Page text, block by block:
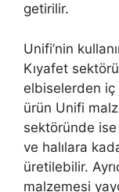
getirilir.
Unifi’nin
Kıyafet
elbiselerden iç
ürün Unifi
sektöründe ise
ve halılara
üretilebilir.
malzemesi